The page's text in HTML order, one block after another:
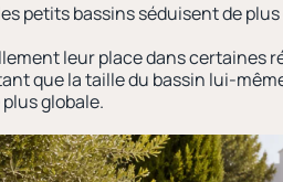
petits bassins séduisent de
leur place dans certaines
que la taille du bassin lui-
globale.